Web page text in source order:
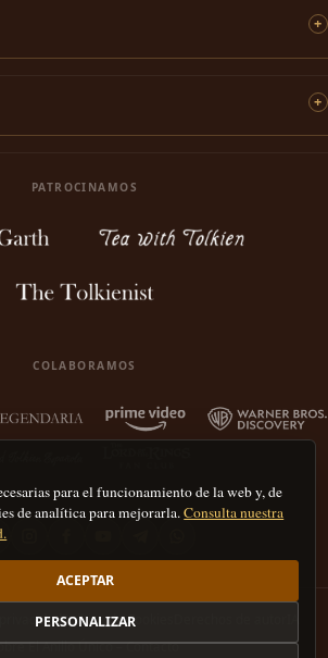
PATROCINAMOS
COLABORAMOS
Política de Cookies
El Anillo Único – Contacto
para el funcionamiento de la web y, de
de analítica para mejorarla.Consulta nuestra
ACEPTAR
PERSONALIZAR